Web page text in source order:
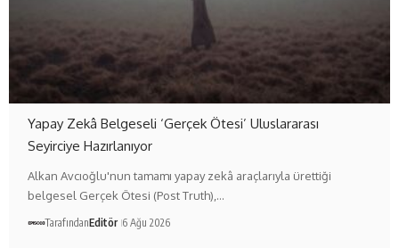
Yapay Zekâ Belgeseli ‘Gerçek Ötesi’ Uluslararası
Seyirciye Hazırlanıyor
Alkan Avcıoğlu'nun tamamı yapay zekâ araçlarıyla ürettiği
belgesel Gerçek Ötesi (Post Truth),…
TarafındanEditör 6 Ağu 2026